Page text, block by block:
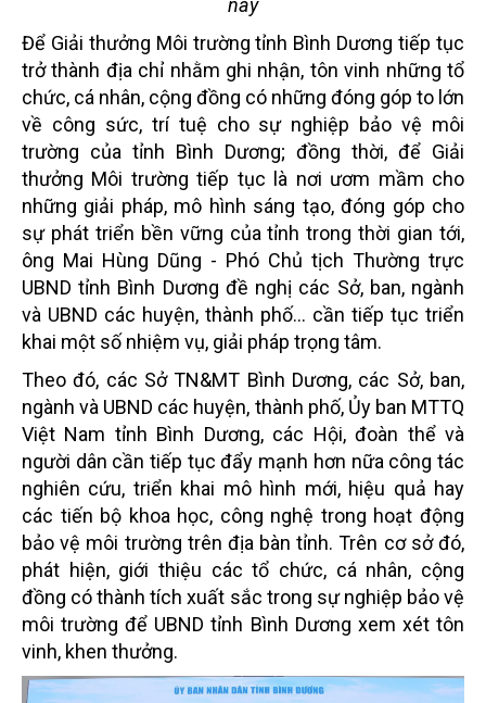
này
Để Giải thưởng Môi trường tỉnh Bình Dương tiếp tục
trở thành địa chỉ nhằm ghi nhận, tôn vinh những tổ
chức, cá nhân, cộng đồng có những đóng góp to lớn
về công sức, trí tuệ cho sự nghiệp bảo vệ môi
trường của tỉnh Bình Dương; đồng thời, để Giải
thưởng Môi trường tiếp tục là nơi ươm mầm cho
những giải pháp, mô hình sáng tạo, đóng góp cho
sự phát triển bền vững của tỉnh trong thời gian tới,
ông Mai Hùng Dũng - Phó Chủ tịch Thường trực
UBND tỉnh Bình Dương đề nghị các Sở, ban, ngành
và UBND các huyện, thành phố... cần tiếp tục triển
khai một số nhiệm vụ, giải pháp trọng tâm.
Theo đó, các Sở TN&MT Bình Dương, các Sở, ban,
ngành và UBND các huyện, thành phố, Ủy ban MTTQ
Việt Nam tỉnh Bình Dương, các Hội, đoàn thể và
người dân cần tiếp tục đẩy mạnh hơn nữa công tác
nghiên cứu, triển khai mô hình mới, hiệu quả hay
các tiến bộ khoa học, công nghệ trong hoạt động
bảo vệ môi trường trên địa bàn tỉnh. Trên cơ sở đó,
phát hiện, giới thiệu các tổ chức, cá nhân, cộng
đồng có thành tích xuất sắc trong sự nghiệp bảo vệ
môi trường để UBND tỉnh Bình Dương xem xét tôn
vinh, khen thưởng.